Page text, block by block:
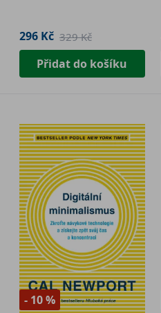
296 Kč 329 Kč
Přidat do košíku
- 10 %